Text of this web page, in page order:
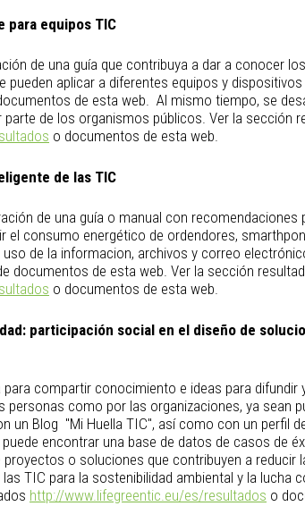
para equipos TIC
de una guía que contribuya a dar a conocer
pueden aplicar a diferentes equipos y
de esta web. Al mismo tiempo, se
de los organismos públicos. Ver la sección
o documentos de esta web.
de las TIC
de una guía o manual con recomendaciones
el consumo energético de ordendores,
de la informacion, archivos y correo
documentos de esta web. Ver la sección
o documentos de esta web.
participación social en el diseño de
compartir conocimiento e ideas para difundir
personas como por las organizaciones, ya sean
un Blog "Mi Huella TIC", así como con un perfil
encontrar una base de datos de casos de
o soluciones que contribuyen a reducir
TIC para la sostenibilidad ambiental y la lucha
http://www.lifegreentic.eu/es/resultados o